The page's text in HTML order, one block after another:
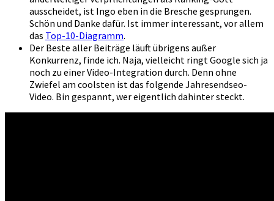
ausscheidet, ist Ingo eben in die Bresche gesprungen.
Schön und Danke dafür. Ist immer interessant, vor allem
das Top-10-Diagramm.
Der Beste aller Beiträge läuft übrigens außer
Konkurrenz, finde ich. Naja, vielleicht ringt Google sich ja
noch zu einer Video-Integration durch. Denn ohne
Zwiefel am coolsten ist das folgende Jahresendseo-
Video. Bin gespannt, wer eigentlich dahinter steckt.